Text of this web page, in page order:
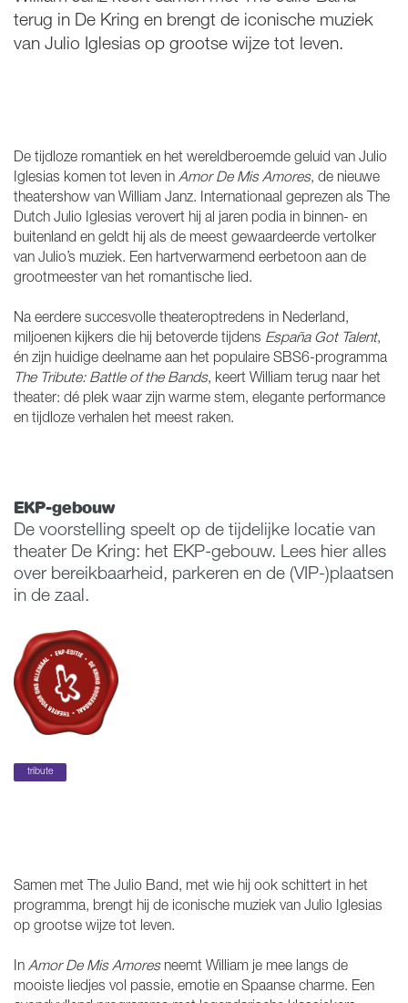
terug in De Kring en brengt de iconische muziek
van Julio Iglesias op grootse wijze tot leven.
De tijdloze romantiek en het wereldberoemde geluid van Julio
Iglesias komen tot leven in Amor De Mis Amores, de nieuwe
theatershow van William Janz. Internationaal geprezen als The
Dutch Julio Iglesias verovert hij al jaren podia in binnen- en
buitenland en geldt hij als de meest gewaardeerde vertolker
van Julio’s muziek. Een hartverwarmend eerbetoon aan de
grootmeester van het romantische lied.
Na eerdere succesvolle theateroptredens in Nederland,
miljoenen kijkers die hij betoverde tijdens España Got Talent,
én zijn huidige deelname aan het populaire SBS6-programma
The Tribute: Battle of the Bands, keert William terug naar het
theater: dé plek waar zijn warme stem, elegante performance
en tijdloze verhalen het meest raken.
EKP-gebouw
De voorstelling speelt op de tijdelijke locatie van
theater De Kring: het EKP-gebouw. Lees hier alles
over bereikbaarheid, parkeren en de (VIP-)plaatsen
in de zaal.
tribute
Samen met The Julio Band, met wie hij ook schittert in het
programma, brengt hij de iconische muziek van Julio Iglesias
op grootse wijze tot leven.
In Amor De Mis Amoresneemt William je mee langs de
mooiste liedjes vol passie, emotie en Spaanse charme. Een